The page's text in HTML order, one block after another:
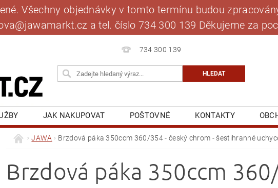
Všechny objednávky v tomto termínu budou
a tel. číslo 734 300 139 Děkujeme za
734 300 139
JAK NAKUPOVAT POŠTOVNÉ KONTAKTY
BLOG MOJE OBJEDNÁVKA
JAWA Brzdová páka 350ccm 360/354 - český chrom - šestihranné
Brzdová páka 350ccm